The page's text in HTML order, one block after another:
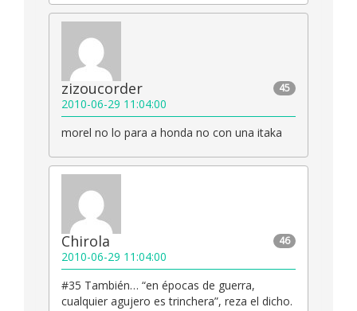
45
zizoucorder
2010-06-29 11:04:00
morel no lo para a honda no con una itaka
46
Chirola
2010-06-29 11:04:00
#35 También… “en épocas de guerra,
cualquier agujero es trinchera”, reza el dicho.